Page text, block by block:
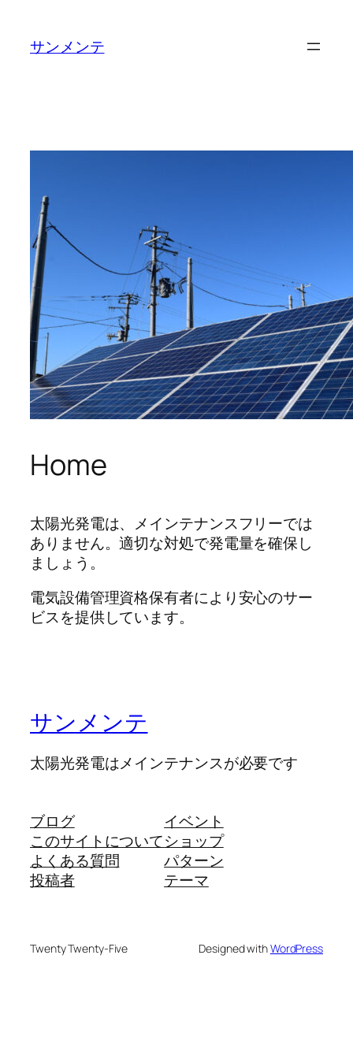
サンメンテ
Home
太陽光発電は、メインテナンスフリーでは
ありません。適切な対処で発電量を確保し
ましょう。
電気設備管理資格保有者により安心のサー
ビスを提供しています。
サンメンテ
太陽光発電はメインテナンスが必要です
ブログ
このサイトについて
よくある質問
投稿者
イベント
ショップ
パターン
テーマ
Twenty Twenty-Five Designed withWordPress